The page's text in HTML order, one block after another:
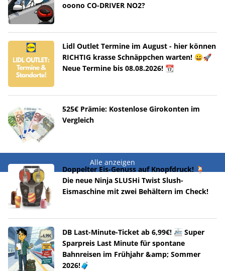
ooono CO-DRIVER NO2?
Lidl Outlet Termine im August - hier können
RICHTIG krasse Schnäppchen warten! 😀🚀
Neue Termine bis 08.08.2026! 📆
525€ Prämie: Kostenlose Girokonten im
Vergleich
Alle anzeigen
Doppelter Eis-Genuss auf Knopfdruck! 🍹
Die neue Ninja SLUSHi Twist Slush-
Eismaschine mit zwei Behältern im Check!
DB Last-Minute-Ticket ab 6,99€! 🚈 Super
Sparpreis Last Minute für spontane
Bahnreisen im Frühjahr &amp; Sommer
2026!🧳